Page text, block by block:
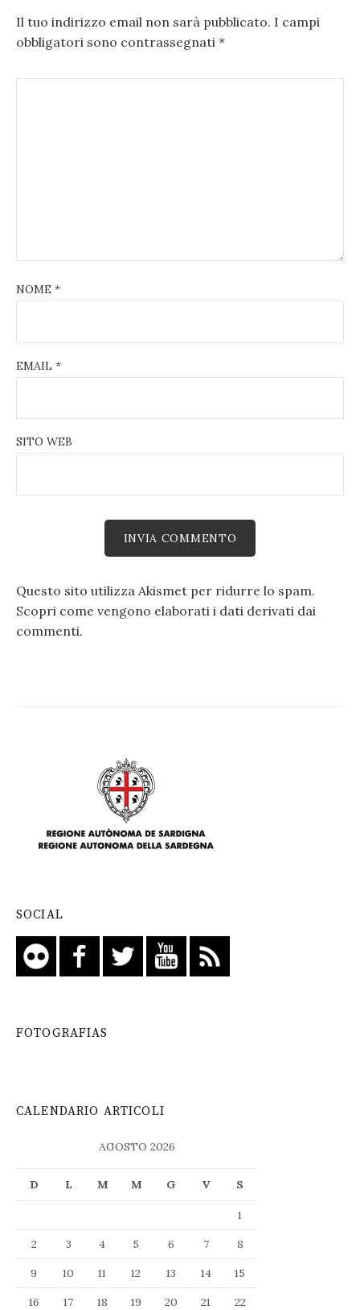
Il tuo indirizzo email non sarà pubblicato. I campi
obbligatori sono contrassegnati *
NOME *
EMAIL *
SITO WEB
Questo sito utilizza Akismet per ridurre lo spam.
Scopri come vengono elaborati i dati derivati dai
commenti.
SOCIAL
FOTOGRAFIAS
CALENDARIO ARTICOLI
AGOSTO 2026
D L M M G V S
1
2
3 4 5 6 7
8
9
10 11 12 13 14
15
16
17 18 19 20 21
22